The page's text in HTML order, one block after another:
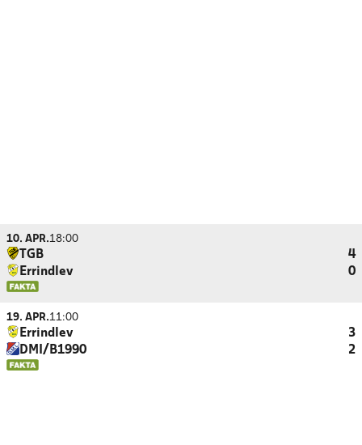
10. APR.18:00
TGB
4
Errindlev
0
19. APR.11:00
Errindlev
3
DMI/B1990
2